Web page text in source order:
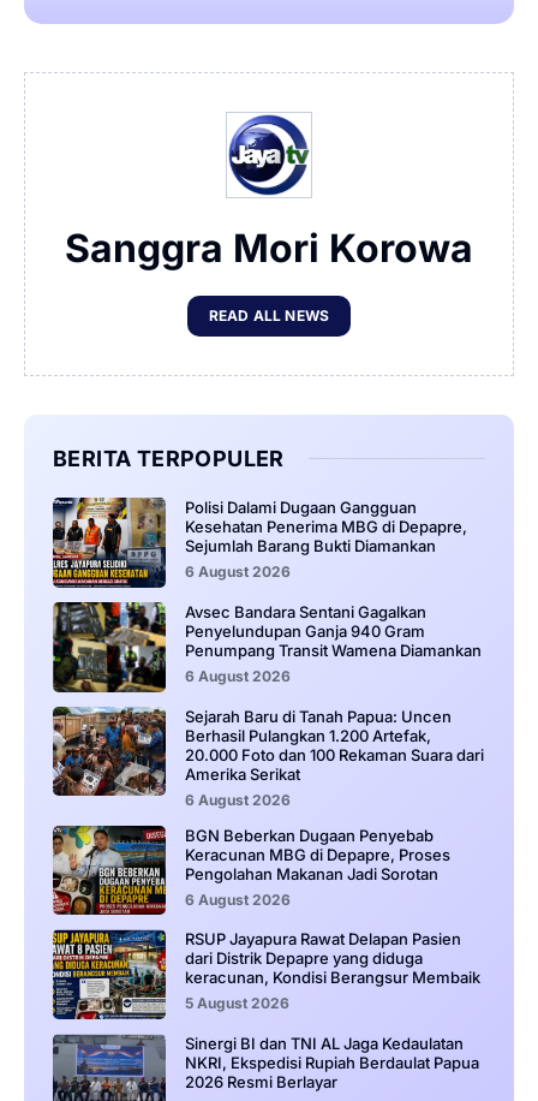
Sanggra Mori Korowa
READ ALL NEWS
BERITA TERPOPULER
‎Polisi Dalami Dugaan Gangguan
Kesehatan Penerima MBG di Depapre,
Sejumlah Barang Bukti Diamankan
6 August 2026
Avsec Bandara Sentani Gagalkan
Penyelundupan Ganja 940 Gram
Penumpang Transit Wamena Diamankan
6 August 2026
Sejarah Baru di Tanah Papua: Uncen
Berhasil Pulangkan 1.200 Artefak,
20.000 Foto dan 100 Rekaman Suara dari
Amerika Serikat
6 August 2026
BGN Beberkan Dugaan Penyebab
Keracunan MBG di Depapre, Proses
Pengolahan Makanan Jadi Sorotan
6 August 2026
RSUP Jayapura Rawat Delapan Pasien
dari Distrik Depapre yang diduga
keracunan, Kondisi Berangsur Membaik
5 August 2026
Sinergi BI dan TNI AL Jaga Kedaulatan
NKRI, Ekspedisi Rupiah Berdaulat Papua
2026 Resmi Berlayar